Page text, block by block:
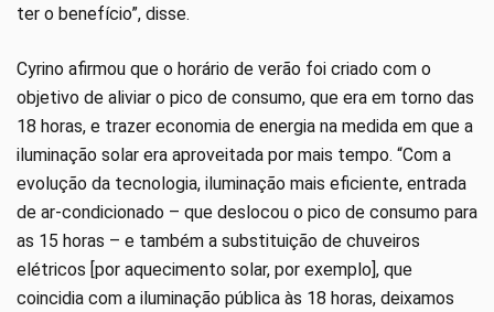
ter o benefício”, disse.
Cyrino afirmou que o horário de verão foi criado com o
objetivo de aliviar o pico de consumo, que era em torno das
18 horas, e trazer economia de energia na medida em que a
iluminação solar era aproveitada por mais tempo. “Com a
evolução da tecnologia, iluminação mais eficiente, entrada
de ar-condicionado – que deslocou o pico de consumo para
as 15 horas – e também a substituição de chuveiros
elétricos [por aquecimento solar, por exemplo], que
coincidia com a iluminação pública às 18 horas, deixamos